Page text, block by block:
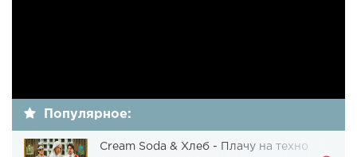
Популярное:
Cream Soda & Хлеб - Плачу на техно